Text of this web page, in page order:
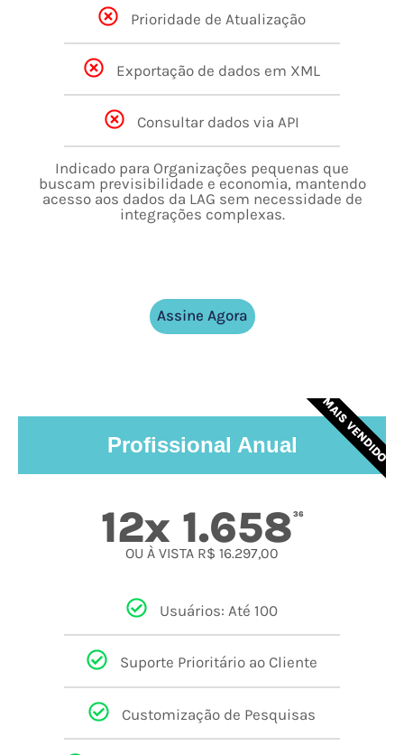
Prioridade de Atualização
Exportação de dados em XML
Consultar dados via API
Indicado para Organizações pequenas que
buscam previsibilidade e economia, mantendo
acesso aos dados da LAG sem necessidade de
integrações complexas.
Assine Agora
MAIS VENDIDO
Profissional Anual
12x 1.658 36
OU À VISTA R$ 16.297,00
Usuários: Até 100
Suporte Prioritário ao Cliente
Customização de Pesquisas